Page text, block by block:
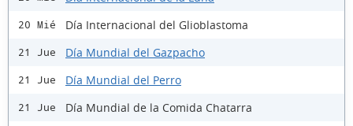
20 Mié Día Internacional del Glioblastoma
21 Jue Día Mundial del Gazpacho
21 Jue Día Mundial del Perro
21 Jue Día Mundial de la Comida Chatarra